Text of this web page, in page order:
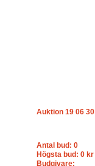
Auktion 19 06 30
Antal bud: 0
Högsta bud: 0 kr
Budgivare: